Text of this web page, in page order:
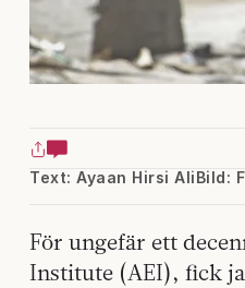
Text: Ayaan Hirsi AliBild:
För ungefär ett
Institute (AEI), fick